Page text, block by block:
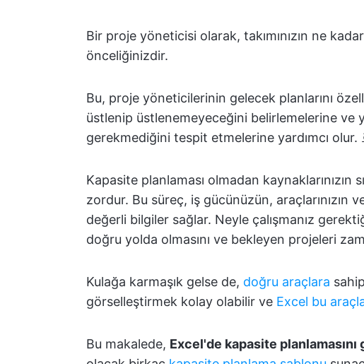
Bir proje yöneticisi olarak, takımınızın ne
önceliğinizdir.
Bu, proje yöneticilerinin gelecek planlarını
üstlenip üstlenemeyeceğini belirlemelerine ve
gerekmediğini tespit etmelerine yardımcı olur.
Kapasite planlaması olmadan kaynaklarınızın
zordur. Bu süreç, iş gücünüzün, araçlarınızın
değerli bilgiler sağlar. Neyle çalışmanız
doğru yolda olmasını ve bekleyen projeleri
Kulağa karmaşık gelse de, doğru araçlara
görselleştirmek kolay olabilir ve Excel bu
Bu makalede, Excel'de kapasite